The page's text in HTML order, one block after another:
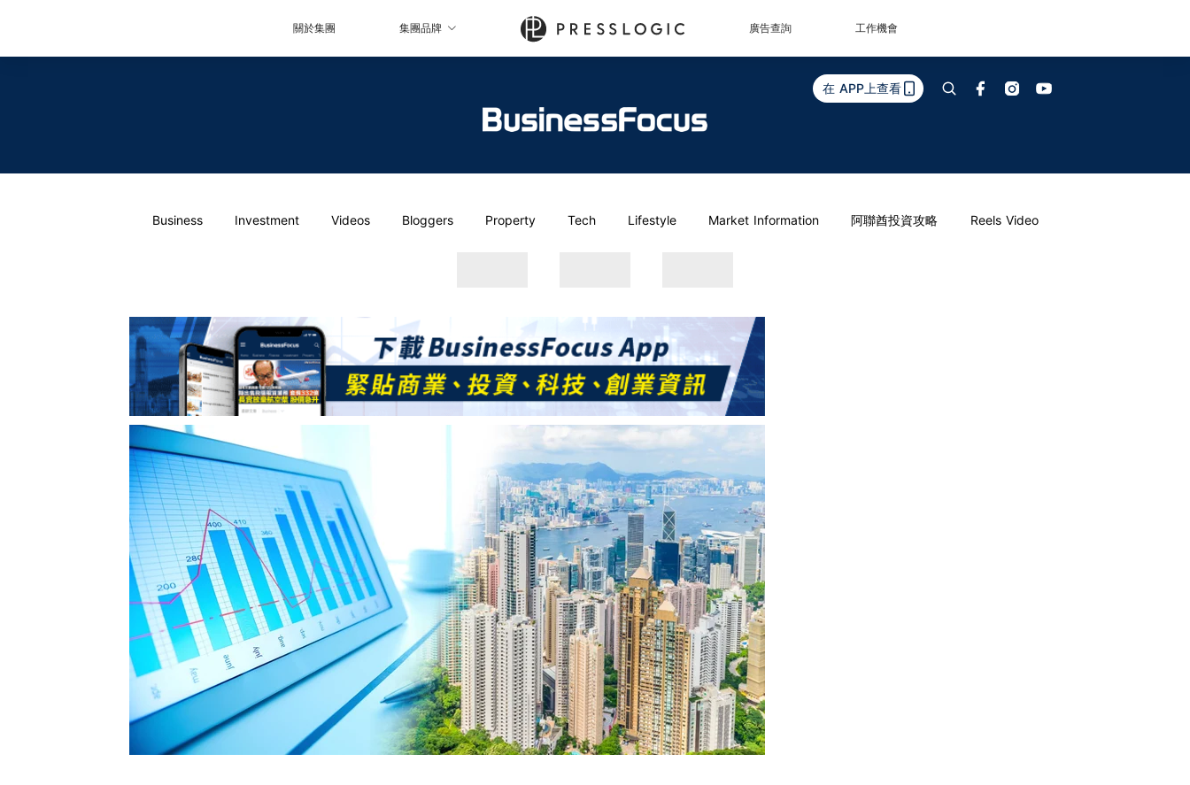
關於集團 集團品牌 廣告查詢 工作機會
在 APP上查看
Business Investment Videos Bloggers Property Tech Lifestyle Market Information 阿聯酋投資攻略 Reels Video